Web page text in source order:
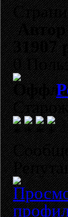
Автор
31907
0